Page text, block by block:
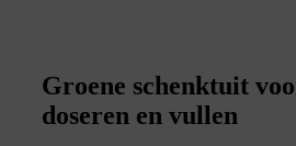
Groene schenktuit
doseren en vullen